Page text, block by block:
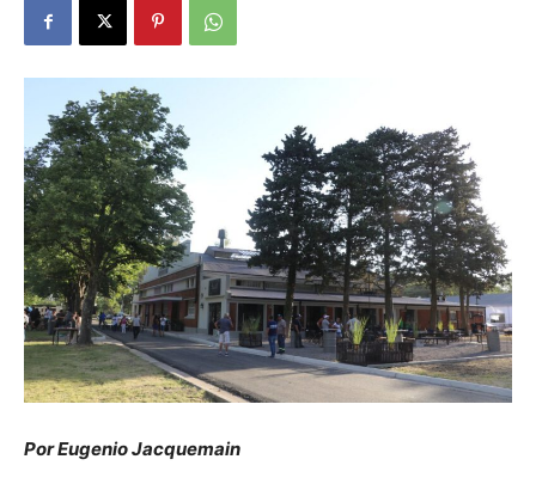
Por Eugenio Jacquemain